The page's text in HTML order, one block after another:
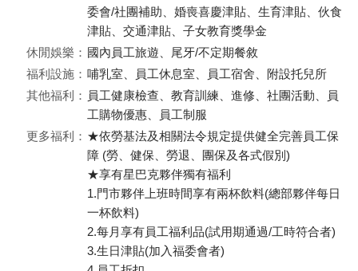
委會/社團補助、婚喪喜慶津貼、生育津貼、伙食
津貼、交通津貼、子女教育獎學金
休閒娛樂： 國內員工旅遊、尾牙/不定期餐敘
福利設施： 哺乳室、員工休息室、員工宿舍、附設托兒所
其他福利： 員工健康檢查、教育訓練、進修、社團活動、員
工購物優惠、員工制服
更多福利： ★依勞基法及相關法令規定提供健全完善員工保
障 (勞、健保、勞退、團保及各式假別)
★享有星巴克夥伴獨有福利
1.門市夥伴上班時間享有兩杯飲料(總部夥伴每日
一杯飲料)
2.每月享有員工福利品(試用期通過/工時符合者)
3.生日津貼(加入福委會者)